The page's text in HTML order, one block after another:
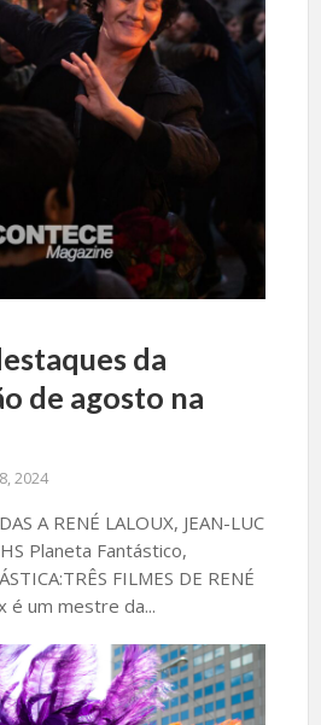
da
de agosto na
2024
A RENÉ LALOUX, JEAN-LUC
Planeta Fantástico,
FILMES DE RENÉ
é um mestre da...